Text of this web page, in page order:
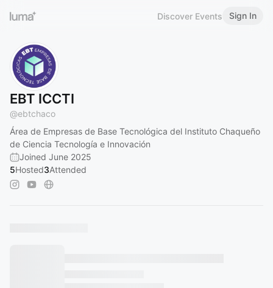
Discover Events Sign In
EBT ICCTI
@ebtchaco
Área de Empresas de Base Tecnológica del Instituto Chaqueño
de Ciencia Tecnología e Innovación
Joined June 2025
5Hosted3Attended